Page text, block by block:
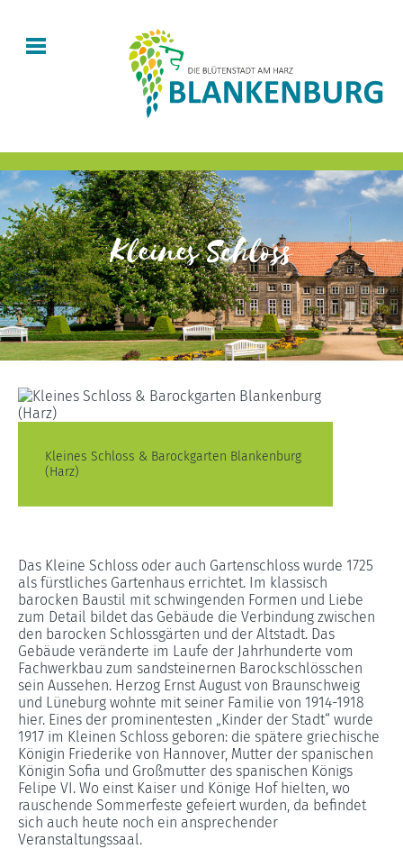
Kleines Schloss
Kleines Schloss & Barockgarten Blankenburg
(Harz)
Das Kleine Schloss oder auch Gartenschloss wurde 1725
als fürstliches Gartenhaus errichtet. Im klassisch
barocken Baustil mit schwingenden Formen und Liebe
zum Detail bildet das Gebäude die Verbindung zwischen
den barocken Schlossgärten und der Altstadt. Das
Gebäude veränderte im Laufe der Jahrhunderte vom
Fachwerkbau zum sandsteinernen Barockschlösschen
sein Aussehen. Herzog Ernst August von Braunschweig
und Lüneburg wohnte mit seiner Familie von 1914-1918
hier. Eines der prominentesten „Kinder der Stadt“ wurde
1917 im Kleinen Schloss geboren: die spätere griechische
Königin Friederike von Hannover, Mutter der spanischen
Königin Sofia und Großmutter des spanischen Königs
Felipe VI. Wo einst Kaiser und Könige Hof hielten, wo
rauschende Sommerfeste gefeiert wurden, da befindet
sich auch heute noch ein ansprechender
Veranstaltungssaal.